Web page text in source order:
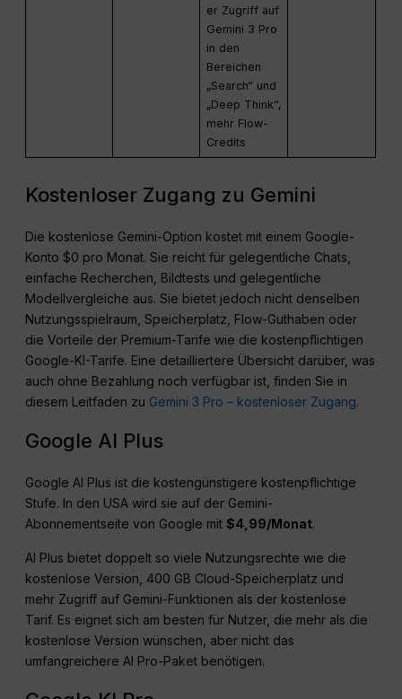
er Zugriff auf
Gemini 3 Pro
in den
Bereichen
„Search“ und
„Deep Think“,
mehr Flow-
Credits
Kostenloser Zugang zu Gemini
Die kostenlose Gemini-Option kostet mit einem Google-
Konto $0 pro Monat. Sie reicht für gelegentliche Chats,
einfache Recherchen, Bildtests und gelegentliche
Modellvergleiche aus. Sie bietet jedoch nicht denselben
Nutzungsspielraum, Speicherplatz, Flow-Guthaben oder
die Vorteile der Premium-Tarife wie die kostenpflichtigen
Google-KI-Tarife. Eine detailliertere Übersicht darüber, was
auch ohne Bezahlung noch verfügbar ist, finden Sie in
diesem Leitfaden zu Gemini 3 Pro – kostenloser Zugang.
Google AI Plus
Google AI Plus ist die kostengünstigere kostenpflichtige
Stufe. In den USA wird sie auf der Gemini-
Abonnementseite von Google mit$4,99/Monat.
AI Plus bietet doppelt so viele Nutzungsrechte wie die
kostenlose Version, 400 GB Cloud-Speicherplatz und
mehr Zugriff auf Gemini-Funktionen als der kostenlose
Tarif. Es eignet sich am besten für Nutzer, die mehr als die
kostenlose Version wünschen, aber nicht das
umfangreichere AI Pro-Paket benötigen.